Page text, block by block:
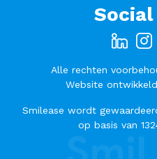
Alle rechten
Website
Smilease wordt
op basis van